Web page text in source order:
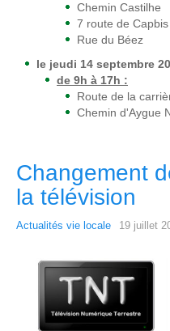
Chemin Castilhe
7 route de Capbis
Rue du Béez
le jeudi 14 septembre
de 9h à 17h :
Route de la
Chemin d'Aygue
Changement
la télévision
Actualités vie locale 19 juillet